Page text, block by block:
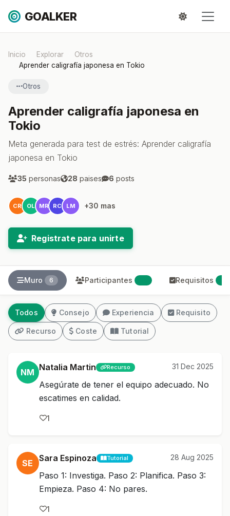
GOALKER
Inicio Explorar
Otros
Aprender caligrafía japonesa en Tokio
Otros
Aprender caligrafía japonesa en
Tokio
Meta generada para test de estrés: Aprender caligrafía
japonesa en Tokio
35 personas 28 paises 6 posts
CR OL MR RC LM +30 mas
Registrate para unirte
Muro 6 Participantes Requisitos
Todos Consejo Experiencia Requisito
Recurso Coste Tutorial
NM Natalia Martin Recurso 31 Dec 2025
Asegúrate de tener el equipo adecuado. No
escatimes en calidad.
1
SE Sara Espinoza Tutorial 28 Aug 2025
Paso 1: Investiga. Paso 2: Planifica. Paso 3:
Empieza. Paso 4: No pares.
1